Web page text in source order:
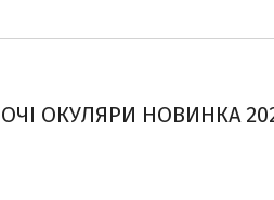
ОКУЛЯРИ НОВИНКА 2026